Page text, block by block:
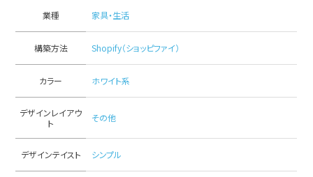
業種 家具・生活
構築方法 Shopify（ショッピファイ）
カラー ホワイト系
デザインレイアウ
ト
その他
デザインテイスト シンプル